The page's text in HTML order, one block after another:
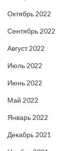
Октябрь 2022
Сентябрь 2022
Август 2022
Июль 2022
Июнь 2022
Май 2022
Январь 2022
Декабрь 2021